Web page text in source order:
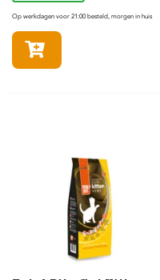
Op werkdagen voor 21:00 besteld, morgen in huis